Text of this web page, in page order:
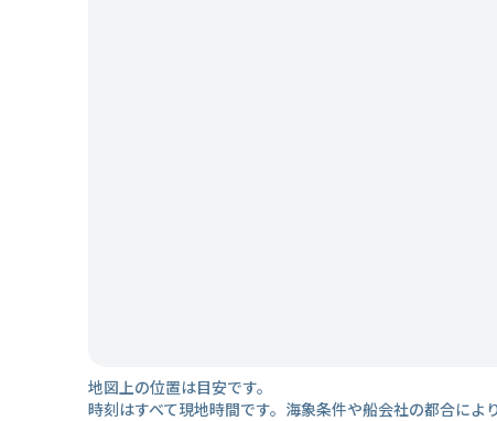
地図上の位置は目安です。
時刻はすべて現地時間です。海象条件や船会社の都合によ